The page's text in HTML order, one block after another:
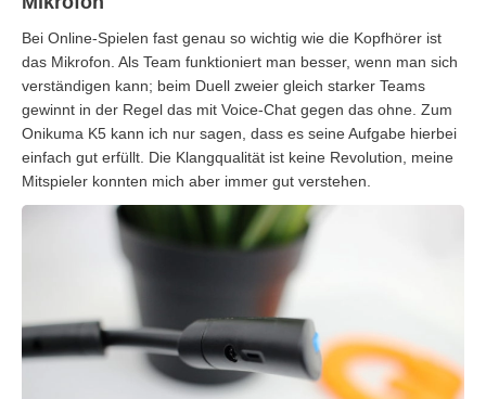
Bei Online-Spielen fast genau so wichtig wie die Kopfhörer ist
das Mikrofon. Als Team funktioniert man besser, wenn man sich
verständigen kann; beim Duell zweier gleich starker Teams
gewinnt in der Regel das mit Voice-Chat gegen das ohne. Zum
Onikuma K5 kann ich nur sagen, dass es seine Aufgabe hierbei
einfach gut erfüllt. Die Klangqualität ist keine Revolution, meine
Mitspieler konnten mich aber immer gut verstehen.